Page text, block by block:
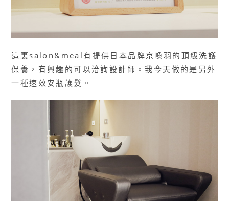
這裏salon&meal有提供日本品牌京喚羽的頂級洗護
保養，有興趣的可以洽詢設計師。我今天做的是另外
一種速效安瓶護髮。